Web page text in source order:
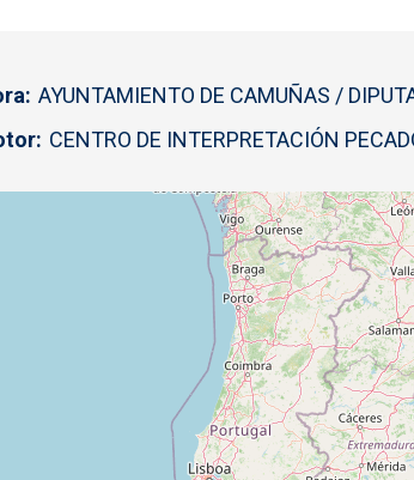
AYUNTAMIENTO DE CAMUÑAS /
CENTRO DE INTERPRETACIÓN